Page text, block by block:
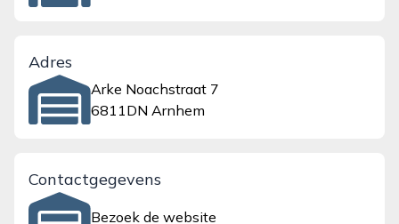
Adres
Arke Noachstraat 7
6811DN Arnhem
Contactgegevens
Bezoek de website